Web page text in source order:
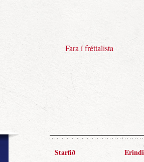
Fara í fréttalista
Starfið Erindi